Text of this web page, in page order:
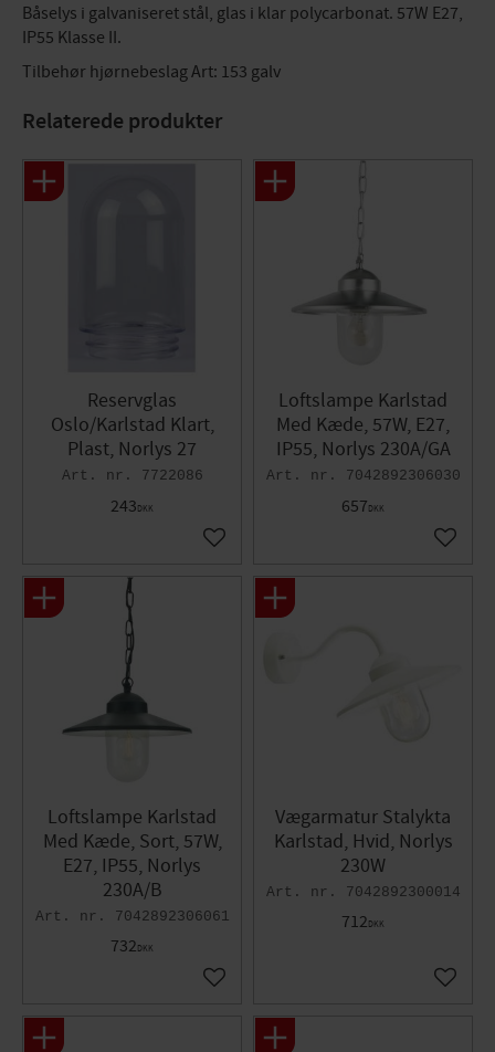
Båselys i galvaniseret stål, glas i klar polycarbonat. 57W E27,
IP55 Klasse II.
Tilbehør hjørnebeslag Art: 153 galv
Relaterede produkter
Reservglas
Oslo/Karlstad Klart,
Plast, Norlys 27
7722086
243DKK
Gem som favorit
​Loftslampe Karlstad
Med Kæde, 57W, E27,
IP55, Norlys 230A/GA
7042892306030
657DKK
Gem
Loftslampe Karlstad
Med Kæde, Sort, 57W,
E27, IP55, Norlys
230A/B
7042892306061
732DKK
Gem som favorit
Vægarmatur Stalykta
Karlstad, Hvid, Norlys
230W
7042892300014
712DKK
Gem